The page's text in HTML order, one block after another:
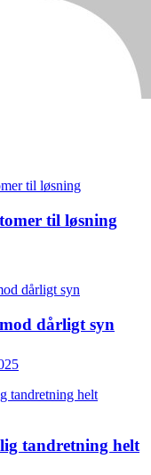
til løsning
dårligt syn
tandretning helt